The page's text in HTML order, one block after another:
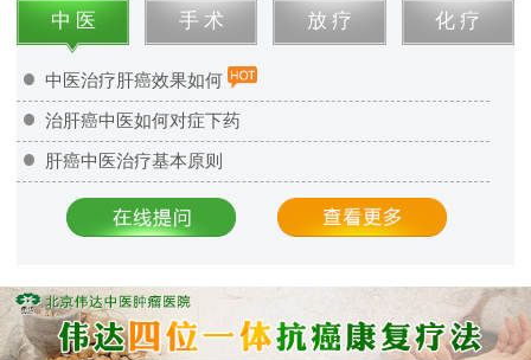
中 医 手 术 放 疗 化 疗
中医治疗肝癌效果如何
治肝癌中医如何对症下药
肝癌中医治疗基本原则